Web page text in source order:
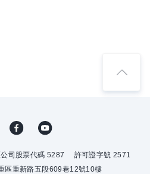
司股票代碼 5287
許可證字號 2571
區重新路五段609巷12號10樓